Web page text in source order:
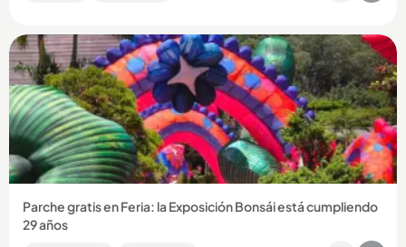
Compartir Noticia
Parche gratis en Feria: la Exposición Bonsái está cumpliendo
29 años